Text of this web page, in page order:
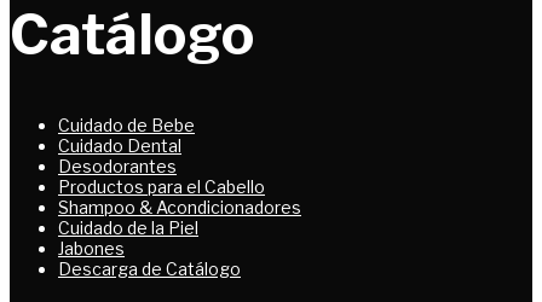
Catálogo
Cuidado de Bebe
Cuidado Dental
Desodorantes
Productos para el Cabello
Shampoo & Acondicionadores
Cuidado de la Piel
Jabones
Descarga de Catálogo